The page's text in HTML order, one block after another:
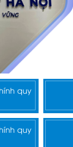
quy
quy